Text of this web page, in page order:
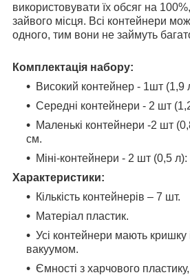
використовувати їх обсяг на
зайвого місця. Всі контейнери
одного, тим вони не займуть
Комплектація набору:
Високий контейнер - 1шт (1,9
Середні контейнери - 2 шт
Маленькі контейнери -2 шт
см.
Міні-контейнери - 2 шт (0,5
Характеристики:
Кількість контейнерів – 7 шт.
Матеріал пластик.
Усі контейнери мають кришку
вакуумом.
Ємності з харчового